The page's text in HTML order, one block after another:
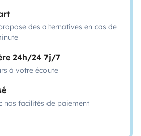
des alternatives en cas de
24h/24 7j/7
à votre écoute
nos facilités de paiement